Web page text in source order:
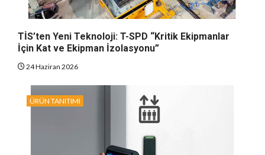
TİS’ten Yeni Teknoloji: T-SPD “Kritik Ekipmanlar
İçin Kat ve Ekipman İzolasyonu”
24 Haziran 2026
ÜRÜN TANITIMI